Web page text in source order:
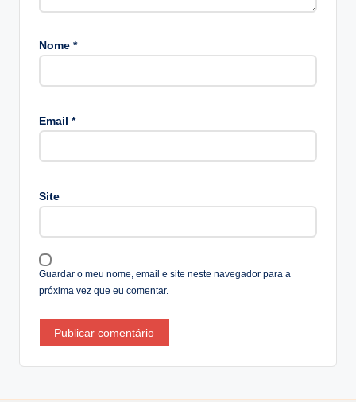
Nome *
Email *
Site
Guardar o meu nome, email e site neste navegador para a
próxima vez que eu comentar.
e
ti
e
: